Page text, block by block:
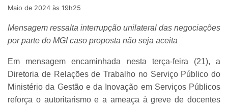
Maio de 2024 às 19h25
Mensagem ressalta interrupção unilateral das negociações
por parte do MGI caso proposta não seja aceita
Em mensagem encaminhada nesta terça-feira (21), a
Diretoria de Relações de Trabalho no Serviço Público do
Ministério da Gestão e da Inovação em Serviços Públicos
reforça o autoritarismo e a ameaça à greve de docentes